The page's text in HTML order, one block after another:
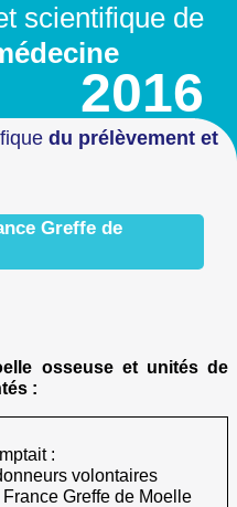
scientifique de
2016
du prélèvement et
Greffe de
osseuse et unités de
:
:
volontaires
Greffe de Moelle